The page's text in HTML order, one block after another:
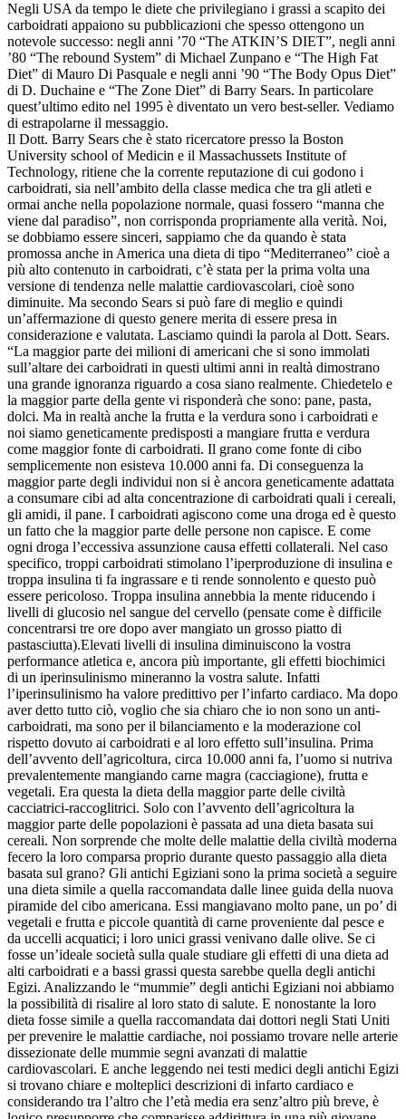
Negli USA da tempo le diete che privilegiano i grassi a scapito dei
carboidrati appaiono su pubblicazioni che spesso ottengono un
notevole successo: negli anni ’70 “The ATKIN’S DIET”, negli anni
’80 “The rebound System” di Michael Zunpano e “The High Fat
Diet” di Mauro Di Pasquale e negli anni ’90 “The Body Opus Diet”
di D. Duchaine e “The Zone Diet” di Barry Sears. In particolare
quest’ultimo edito nel 1995 è diventato un vero best-seller. Vediamo
di estrapolarne il messaggio.
Il Dott. Barry Sears che è stato ricercatore presso la Boston
University school of Medicin e il Massachussets Institute of
Technology, ritiene che la corrente reputazione di cui godono i
carboidrati, sia nell’ambito della classe medica che tra gli atleti e
ormai anche nella popolazione normale, quasi fossero “manna che
viene dal paradiso”, non corrisponda propriamente alla verità. Noi,
se dobbiamo essere sinceri, sappiamo che da quando è stata
promossa anche in America una dieta di tipo “Mediterraneo” cioè a
più alto contenuto in carboidrati, c’è stata per la prima volta una
versione di tendenza nelle malattie cardiovascolari, cioè sono
diminuite. Ma secondo Sears si può fare di meglio e quindi
un’affermazione di questo genere merita di essere presa in
considerazione e valutata. Lasciamo quindi la parola al Dott. Sears.
“La maggior parte dei milioni di americani che si sono immolati
sull’altare dei carboidrati in questi ultimi anni in realtà dimostrano
una grande ignoranza riguardo a cosa siano realmente. Chiedetelo e
la maggior parte della gente vi risponderà che sono: pane, pasta,
dolci. Ma in realtà anche la frutta e la verdura sono i carboidrati e
noi siamo geneticamente predisposti a mangiare frutta e verdura
come maggior fonte di carboidrati. Il grano come fonte di cibo
semplicemente non esisteva 10.000 anni fa. Di conseguenza la
maggior parte degli individui non si è ancora geneticamente adattata
a consumare cibi ad alta concentrazione di carboidrati quali i cereali,
gli amidi, il pane. I carboidrati agiscono come una droga ed è questo
un fatto che la maggior parte delle persone non capisce. E come
ogni droga l’eccessiva assunzione causa effetti collaterali. Nel caso
specifico, troppi carboidrati stimolano l’iperproduzione di insulina e
troppa insulina ti fa ingrassare e ti rende sonnolento e questo può
essere pericoloso. Troppa insulina annebbia la mente riducendo i
livelli di glucosio nel sangue del cervello (pensate come è difficile
concentrarsi tre ore dopo aver mangiato un grosso piatto di
pastasciutta).Elevati livelli di insulina diminuiscono la vostra
performance atletica e, ancora più importante, gli effetti biochimici
di un iperinsulinismo mineranno la vostra salute. Infatti
l’iperinsulinismo ha valore predittivo per l’infarto cardiaco. Ma dopo
aver detto tutto ciò, voglio che sia chiaro che io non sono un anti-
carboidrati, ma sono per il bilanciamento e la moderazione col
rispetto dovuto ai carboidrati e al loro effetto sull’insulina. Prima
dell’avvento dell’agricoltura, circa 10.000 anni fa, l’uomo si nutriva
prevalentemente mangiando carne magra (cacciagione), frutta e
vegetali. Era questa la dieta della maggior parte delle civiltà
cacciatrici-raccoglitrici. Solo con l’avvento dell’agricoltura la
maggior parte delle popolazioni è passata ad una dieta basata sui
cereali. Non sorprende che molte delle malattie della civiltà moderna
fecero la loro comparsa proprio durante questo passaggio alla dieta
basata sul grano? Gli antichi Egiziani sono la prima società a seguire
una dieta simile a quella raccomandata dalle linee guida della nuova
piramide del cibo americana. Essi mangiavano molto pane, un po’ di
vegetali e frutta e piccole quantità di carne proveniente dal pesce e
da uccelli acquatici; i loro unici grassi venivano dalle olive. Se ci
fosse un’ideale società sulla quale studiare gli effetti di una dieta ad
alti carboidrati e a bassi grassi questa sarebbe quella degli antichi
Egizi. Analizzando le “mummie” degli antichi Egiziani noi abbiamo
la possibilità di risalire al loro stato di salute. E nonostante la loro
dieta fosse simile a quella raccomandata dai dottori negli Stati Uniti
per prevenire le malattie cardiache, noi possiamo trovare nelle arterie
dissezionate delle mummie segni avanzati di malattie
cardiovascolari. E anche leggendo nei testi medici degli antichi Egizi
si trovano chiare e molteplici descrizioni di infarto cardiaco e
considerando tra l’altro che l’età media era senz’altro più breve, è